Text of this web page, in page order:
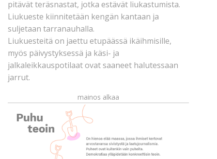
pitävät teräsnastat, jotka estävät liukastumista.
Liukueste kiinnitetään kengän kantaan ja
suljetaan tarranauhalla.
Liukuesteitä on jaettu etupäässä ikäihmisille,
myös päivystyksessä ja käsi- ja
jalkaleikkauspotilaat ovat saaneet halutessaan
jarrut.
mainos alkaa